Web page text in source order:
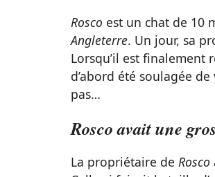
Rosco est un chat de 10
Angleterre. Un jour, sa
Lorsqu’il est
d’abord été soulagée
pas…
Rosco avait une
La propriétaire de Rosco